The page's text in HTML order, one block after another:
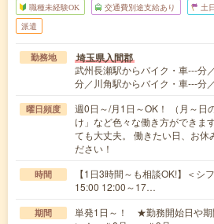
職種未経験OK 交通費別途支給あり 土
派遣
勤務地 埼玉県入間郡
武州長瀬駅からバイク・車---分
分／川角駅からバイク・車---分
曜日頻度
週0日～/月1日～OK！ （月～
け」など色々な働き方ができま
ても大丈夫。 働きたい日、お休
ださい！
時間
【1日3時間～も相談OK!】＜シ
15:00 12:00～17…
期間
単発1日～！ ★勤務開始日や期